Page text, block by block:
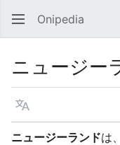
Onipedia
ニュージー
言語
ニュージーランドは